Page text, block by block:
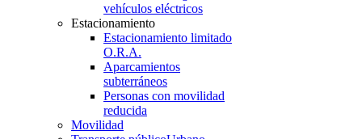
vehículos eléctricos
Estacionamiento
Estacionamiento limitado
O.R.A.
Aparcamientos
subterráneos
Personas con movilidad
reducida
Movilidad